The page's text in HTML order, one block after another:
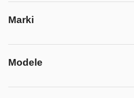
Marki
Modele